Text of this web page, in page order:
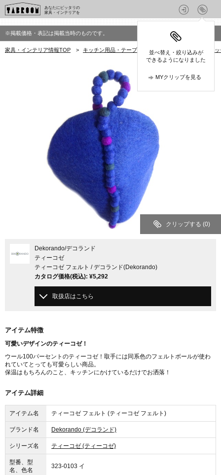
あなたにピッタリの
家具・インテリアを
並べ替え・絞り込みが
できるようになりました
MYクリップを見る
※掲載価格・表記は掲載当時のものです。
家具・インテリア情報TOP > キッチン用品・テーブルウェア > キッチン用品・キ
クリップする (0)
Dekorando/デコランド
ティーコゼ
ティーコゼ フェルト / デコランド(Dekorando)
カタログ価格(税込): ¥5,292
取扱店はこちら
アイテム特徴
可愛いデザインのティーコゼ！
ウール100パーセントのティーコゼ！取手には同系色のフェルトボールが使わ
れていてとっても可愛らしい商品。
保温はもちろんのこと、キッチンにかけているだけでお洒落！
アイテム詳細
アイテム名 ティーコゼ フェルト (ティーコゼ フェルト)
ブランド名 Dekorando (デコランド)
シリーズ名 ティーコゼ (ティーコゼ)
型番、型
名、色名
323-0103 イ